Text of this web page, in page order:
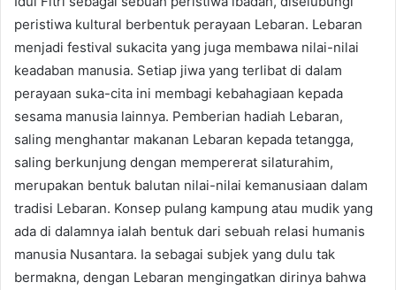
peristiwa kultural berbentuk perayaan Lebaran. Lebaran
menjadi festival sukacita yang juga membawa nilai-nilai
keadaban manusia. Setiap jiwa yang terlibat di dalam
perayaan suka-cita ini membagi kebahagiaan kepada
sesama manusia lainnya. Pemberian hadiah Lebaran,
saling menghantar makanan Lebaran kepada tetangga,
saling berkunjung dengan mempererat silaturahim,
merupakan bentuk balutan nilai-nilai kemanusiaan dalam
tradisi Lebaran. Konsep pulang kampung atau mudik yang
ada di dalamnya ialah bentuk dari sebuah relasi humanis
manusia Nusantara. Ia sebagai subjek yang dulu tak
bermakna, dengan Lebaran mengingatkan dirinya bahwa